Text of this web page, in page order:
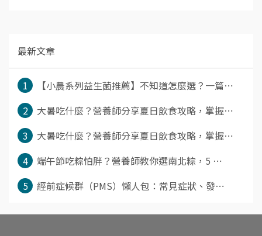
最新文章
1
【小農系列益生菌推薦】不知道怎麼選？一篇⋯
2
大暑吃什麼？營養師分享夏日飲食攻略，掌握⋯
3
大暑吃什麼？營養師分享夏日飲食攻略，掌握⋯
4
端午節吃粽怕胖？營養師教你選南北粽，5 ⋯
5
經前症候群（PMS）懶人包：常見症狀、發⋯